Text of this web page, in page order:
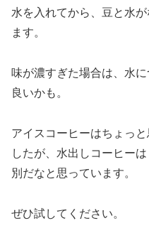
水を入れてから、豆と水
ます。
味が濃すぎた場合は、水
良いかも。
アイスコーヒーはちょっ
したが、水出しコーヒーは
別だなと思っています。
ぜひ試してください。